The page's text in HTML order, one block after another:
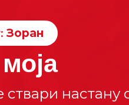
Зоран
ствари настану